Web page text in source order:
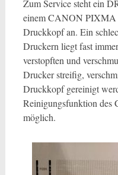
Zum Service steht ein
einem CANON PIXMA
Druckkopf an. Ein
Druckern liegt fast
verstopften und
Drucker streifig,
Druckkopf gereinigt
Reinigungsfunktion des
möglich.